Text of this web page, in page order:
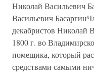
Николай Васильевич
Васильевич
декабристов Николай
1800 г. во
помещика, который
средствами самыми